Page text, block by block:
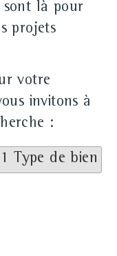
sont là pour
projets
votre
invitons à
:
1 Type de bien